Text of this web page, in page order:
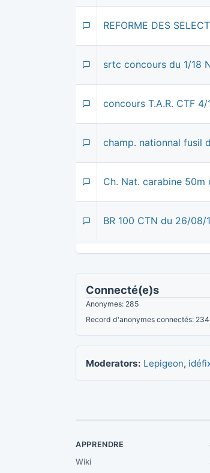
REFORME DES
srtc concours du 1/18
concours T.A.R. CTF 4/
champ. nationnal fusil
Ch. Nat. carabine 50m
BR 100 CTN du 26/08/
Connecté(e)s
Anonymes: 285
Record d'anonymes connectés:
Moderators: Lepigeon,
APPRENDRE
Wiki